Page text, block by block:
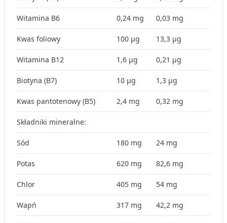
Witamina B6 0,24 mg 0,03 mg
Kwas foliowy 100 µg 13,3 µg
Witamina B12 1,6 µg 0,21 µg
Biotyna (B7) 10 µg 1,3 µg
Kwas pantotenowy (B5) 2,4 mg 0,32 mg
Składniki mineralne:
Sód 180 mg 24 mg
Potas 620 mg 82,6 mg
Chlor 405 mg 54 mg
Wapń 317 mg 42,2 mg